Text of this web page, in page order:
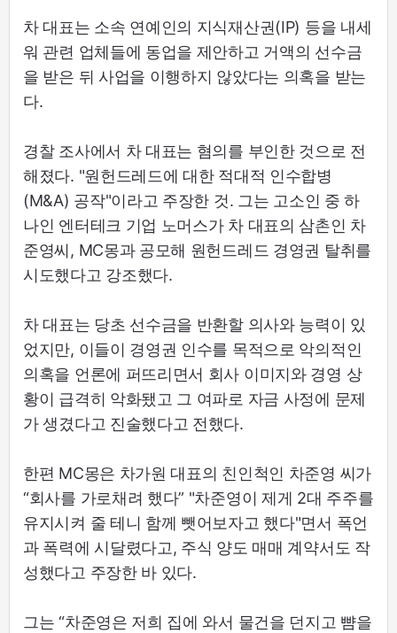
차 대표는 소속 연예인의 지식재산권(IP) 등을 내세
워 관련 업체들에 동업을 제안하고 거액의 선수금
을 받은 뒤 사업을 이행하지 않았다는 의혹을 받는
다.
경찰 조사에서 차 대표는 혐의를 부인한 것으로 전
해졌다. "원헌드레드에 대한 적대적 인수합병
(M&A) 공작"이라고 주장한 것. 그는 고소인 중 하
나인 엔터테크 기업 노머스가 차 대표의 삼촌인 차
준영씨, MC몽과 공모해 원헌드레드 경영권 탈취를
시도했다고 강조했다.
차 대표는 당초 선수금을 반환할 의사와 능력이 있
었지만, 이들이 경영권 인수를 목적으로 악의적인
의혹을 언론에 퍼뜨리면서 회사 이미지와 경영 상
황이 급격히 악화됐고 그 여파로 자금 사정에 문제
가 생겼다고 진술했다고 전했다.
한편 MC몽은 차가원 대표의 친인척인 차준영 씨가
“회사를 가로채려 했다” "차준영이 제게 2대 주주를
유지시켜 줄 테니 함께 뺏어보자고 했다"면서 폭언
과 폭력에 시달렸다고, 주식 양도 매매 계약서도 작
성했다고 주장한 바 있다.
그는 “차준영은 저희 집에 와서 물건을 던지고 뺨을